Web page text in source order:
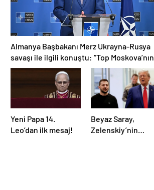
Almanya Başbakanı Merz Ukrayna-Rusya
savaşı ile ilgili konuştu: “Top Moskova’nın
sahasında”
Yeni Papa 14.
Leo’dan ilk mesaj!
Beyaz Saray,
Zelenskiy’nin